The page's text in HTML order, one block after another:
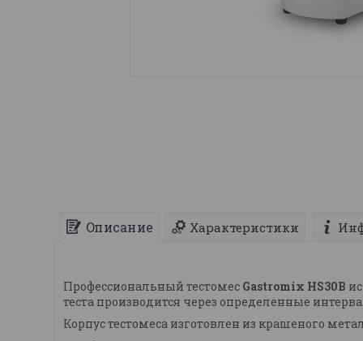
Описание Характеристики
Профессиональный тестомес Gastromix HS30B
теста производится через определенные
Корпус тестомеса изготовлен из крашеного